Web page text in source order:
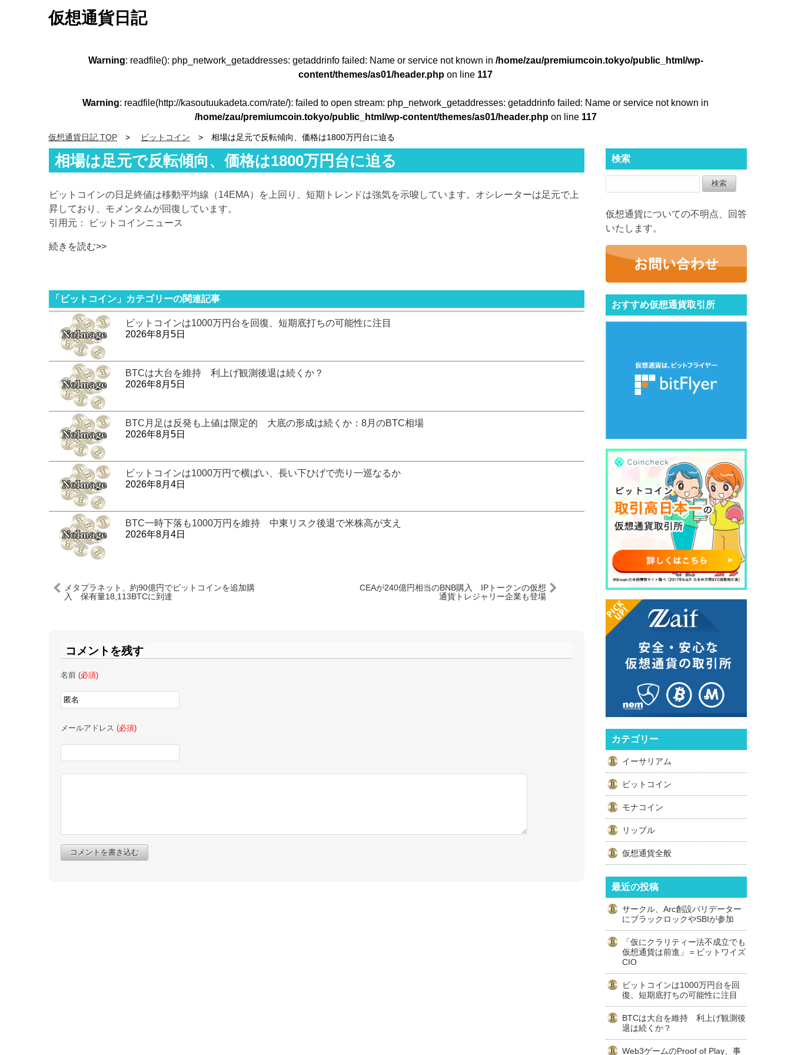
仮想通貨日記
Warning: readfile(): php_network_getaddresses: getaddrinfo failed: Name or service not known in /home/zau/premiumcoin.tokyo/public_html/wp-
content/themes/as01/header.php on line 117
Warning: readfile(http://kasoutuukadeta.com/rate/): failed to open stream: php_network_getaddresses: getaddrinfo failed: Name or service not known in
/home/zau/premiumcoin.tokyo/public_html/wp-content/themes/as01/header.phpon line 117
仮想通貨日記 TOP ビットコイン 相場は足元で反転傾向、価格は1800万円台に迫る
相場は足元で反転傾向、価格は1800万円台に迫る
ビットコインの日足終値は移動平均線（14EMA）を上回り、短期トレンドは強気を示唆しています。オシレーターは足元で上
昇しており、モメンタムが回復しています。
引用元： ビットコインニュース
続きを読む>>
「ビットコイン」カテゴリーの関連記事
ビットコインは1000万円台を回復、短期底打ちの可能性に注目
2026年8月5日
BTCは大台を維持 利上げ観測後退は続くか？
2026年8月5日
BTC月足は反発も上値は限定的 大底の形成は続くか：8月のBTC相場
2026年8月5日
ビットコインは1000万円で横ばい、長い下ひげで売り一巡なるか
2026年8月4日
BTC一時下落も1000万円を維持 中東リスク後退で米株高が支え
2026年8月4日
メタプラネット、約90億円でビットコインを追加購
入 保有量18,113BTCに到達
CEAが240億円相当のBNB購入 IPトークンの仮想
通貨トレジャリー企業も登場
コメントを残す
名前 (必須)
メールアドレス (必須)
コメントを書き込む
検索
仮想通貨についての不明点、回答
いたします。
おすすめ仮想通貨取引所
カテゴリー
イーサリアム
ビットコイン
モナコイン
リップル
仮想通貨全般
最近の投稿
サークル、Arc創設バリデーター
にブラックロックやSBIが参加
「仮にクラリティー法不成立でも
仮想通貨は前進」＝ビットワイズ
CIO
ビットコインは1000万円台を回
復、短期底打ちの可能性に注目
BTCは大台を維持 利上げ観測後
退は続くか？
Web3ゲームのProof of Play、事